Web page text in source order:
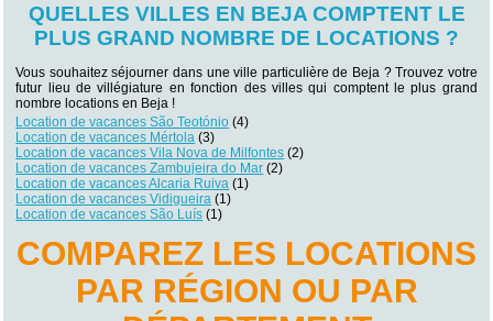
QUELLES VILLES EN BEJA COMPTENT LE
PLUS GRAND NOMBRE DE LOCATIONS ?
Vous souhaitez séjourner dans une ville particulière de Beja ? Trouvez votre
futur lieu de villégiature en fonction des villes qui comptent le plus grand
nombre locations en Beja !
Location de vacances São Teotónio (4)
Location de vacances Mértola (3)
Location de vacances Vila Nova de Milfontes (2)
Location de vacances Zambujeira do Mar (2)
Location de vacances Alcaria Ruiva (1)
Location de vacances Vidigueira (1)
Location de vacances São Luís (1)
COMPAREZ LES LOCATIONS
PAR RÉGION OU PAR